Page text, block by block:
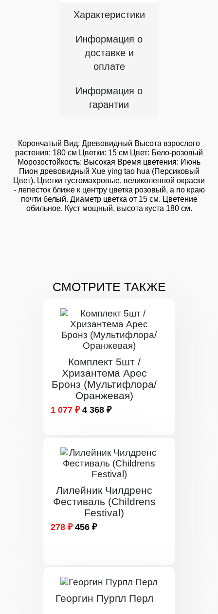
Характеристики
Информация о
доставке и
оплате
Информация о
гарантии
Корончатый Вид: Древовидный Высота взрослого
растения: 180 см Цветки: 15 см Цвет: Бело-розовый
Морозостойкость: Высокая Время цветения: Июнь
Пион древовидный Xue ying tao hua (Персиковый
Цвет). Цветки густомахровые, великолепной окраски
- лепесток ближе к центру цветка розовый, а по краю
почти белый. Диаметр цветка от 15 см. Цветение
обильное. Куст мощный, высота куста 180 см.
СМОТРИТЕ ТАКЖЕ
Комплект 5шт /
Хризантема Арес
Бронз (Мультифлора/
Оранжевая)
1 077 ₽ 4 368 ₽
Лилейник Чилдренс
Фестиваль (Childrens
Festival)
278 ₽ 456 ₽
Георгин Пурпл Перл